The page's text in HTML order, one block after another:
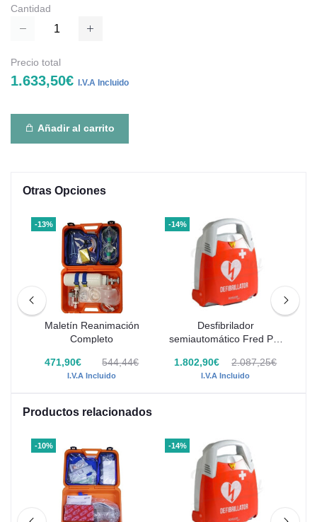
Cantidad
Precio total
1.633,50€ I.V.A Incluido
Añadir al carrito
Otras Opciones
-13%
Maletín Reanimación
Completo
471,90€ 544,44€
I.V.A Incluido
-14%
Desfibrilador
semiautomático Fred PA-
1.802,90€
2.087,25€
I.V.A Incluido
Productos relacionados
-10% -14%